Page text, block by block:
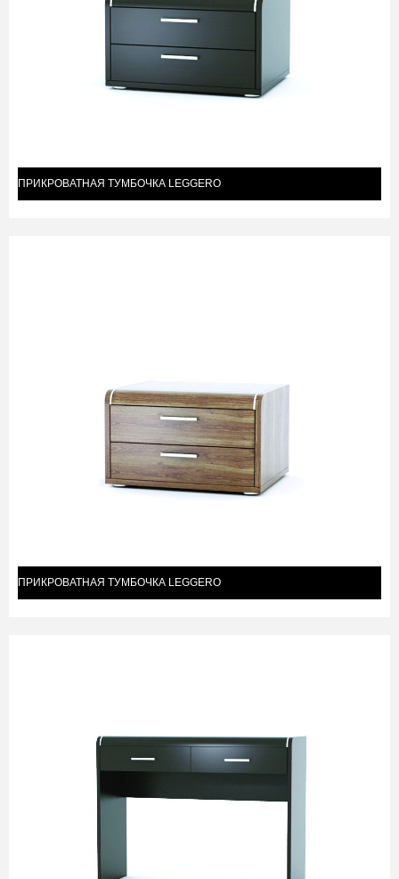
ПРИКРОВАТНАЯ ТУМБОЧКА LEGGERO
ПРИКРОВАТНАЯ ТУМБОЧКА LEGGERO